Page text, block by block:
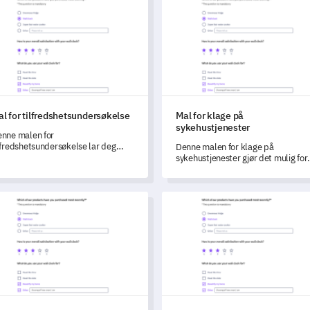
for tilfredshetsundersøkelse
malen for
lar deg
Mal for klage på
sykehustjenester
Denne malen for klage på
sykehustjenester gjør det mulig for
på tjenestene dine.
for prosjektvurdering Mal for undersøkelse om